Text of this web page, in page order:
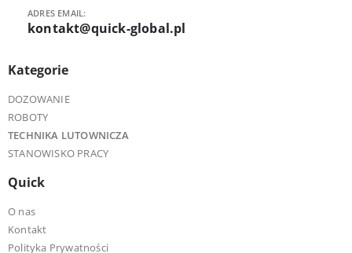
ADRES EMAIL:
kontakt@quick-global.pl
Kategorie
DOZOWANIE
ROBOTY
TECHNIKA LUTOWNICZA
STANOWISKO PRACY
Quick
O nas
Kontakt
Polityka Prywatności